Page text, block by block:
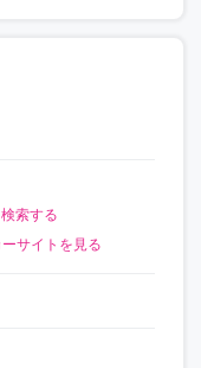
索する
サイトを見る